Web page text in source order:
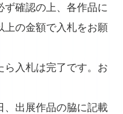
ず確認の上、各作品に
上の金額で入札をお願
ら入札は完了です。お
、出展作品の脇に記載